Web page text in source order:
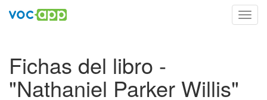
Fichas del libro -
"Nathaniel Parker Willis"